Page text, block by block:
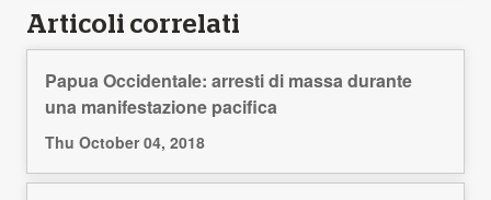
Articoli correlati
Papua Occidentale: arresti di massa durante
una manifestazione pacifica
Thu October 04, 2018